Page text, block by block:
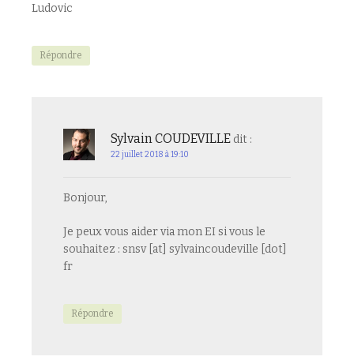
Ludovic
Répondre
Sylvain COUDEVILLE dit :
22 juillet 2018 à 19:10
Bonjour,
Je peux vous aider via mon EI si vous le
souhaitez : snsv [at] sylvaincoudeville [dot]
fr
Répondre